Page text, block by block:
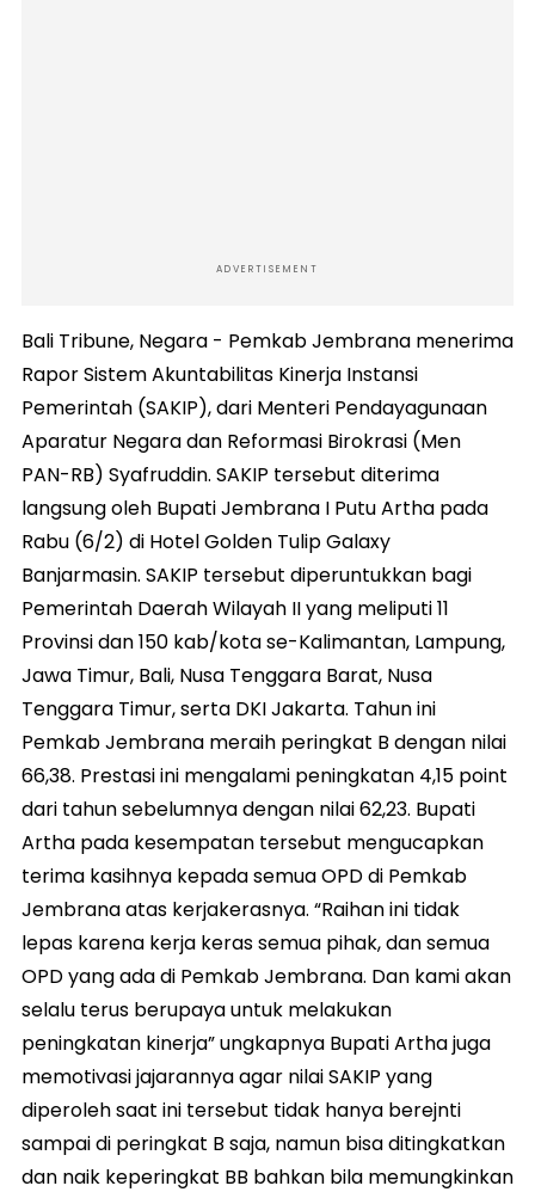
ADVERTISEMENT
Bali Tribune, Negara - Pemkab Jembrana menerima
Rapor Sistem Akuntabilitas Kinerja Instansi
Pemerintah (SAKIP), dari Menteri Pendayagunaan
Aparatur Negara dan Reformasi Birokrasi (Men
PAN-RB) Syafruddin. SAKIP tersebut diterima
langsung oleh Bupati Jembrana I Putu Artha pada
Rabu (6/2) di Hotel Golden Tulip Galaxy
Banjarmasin. SAKIP tersebut diperuntukkan bagi
Pemerintah Daerah Wilayah II yang meliputi 11
Provinsi dan 150 kab/kota se-Kalimantan, Lampung,
Jawa Timur, Bali, Nusa Tenggara Barat, Nusa
Tenggara Timur, serta DKI Jakarta. Tahun ini
Pemkab Jembrana meraih peringkat B dengan nilai
66,38. Prestasi ini mengalami peningkatan 4,15 point
dari tahun sebelumnya dengan nilai 62,23. Bupati
Artha pada kesempatan tersebut mengucapkan
terima kasihnya kepada semua OPD di Pemkab
Jembrana atas kerjakerasnya. “Raihan ini tidak
lepas karena kerja keras semua pihak, dan semua
OPD yang ada di Pemkab Jembrana. Dan kami akan
selalu terus berupaya untuk melakukan
peningkatan kinerja” ungkapnya Bupati Artha juga
memotivasi jajarannya agar nilai SAKIP yang
diperoleh saat ini tersebut tidak hanya berejnti
sampai di peringkat B saja, namun bisa ditingkatkan
dan naik keperingkat BB bahkan bila memungkinkan